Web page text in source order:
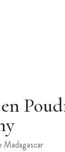
Madagascar